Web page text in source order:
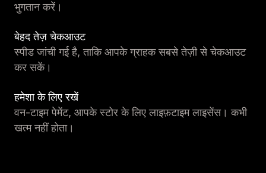
भुगतान करें।
बेहद तेज़ चेकआउट
स्पीड जांची गई है, ताकि आपके ग्राहक सबसे तेज़ी से चेकआउट
कर सकें।
हमेशा के लिए रखें
वन-टाइम पेमेंट, आपके स्टोर के लिए लाइफ़टाइम लाइसेंस। कभी
खत्म नहीं होता।